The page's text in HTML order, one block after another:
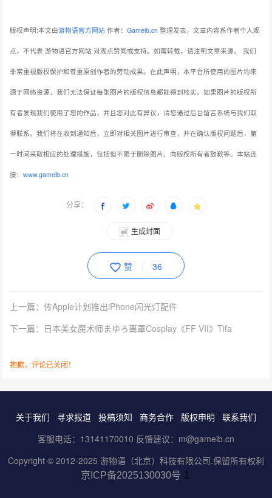
版权声明:本文由游物语官方网站 作者：Gameib.cn 整理发表，文章内容系作者个人观
点，不代表 游物语官方网站 对观点赞同或支持。如需转载，请注明文章来源。 我们
非常重视版权保护和尊重原创作者的劳动成果。在此声明，本平台所使用的图片均来
源于网络资源，我们无法保证每张图片的版权信息都能得到核实。如果图片的版权所
有者发现我们使用了您的作品，并且您对此有异议，请您通过后台留言系统与我们取
得联系。我们将在收到通知后，立即对相关图片进行审查，并在确认版权问题后，第
一时间采取相应的处理措施，包括但不限于删除图片、向版权所有者致歉等。本站连
接：www.gameib.cn
分享：
生成封面
赞 36
上一篇：传Apple计划推出iPhone闪光灯配件
下一篇：日本美女魔术师まゆろ离罩Cosplay《FF VII》Tifa
抱歉，评论已关闭！
关于我们 寻求报道 投稿须知 商务合作 版权申明
联系我们
客服电话：13141170010 反馈建议：m@gameib.cn
Copyright © 2012-2025 游物语（北京）科技有限公司.保留所有权利
京ICP备2025130030号-1